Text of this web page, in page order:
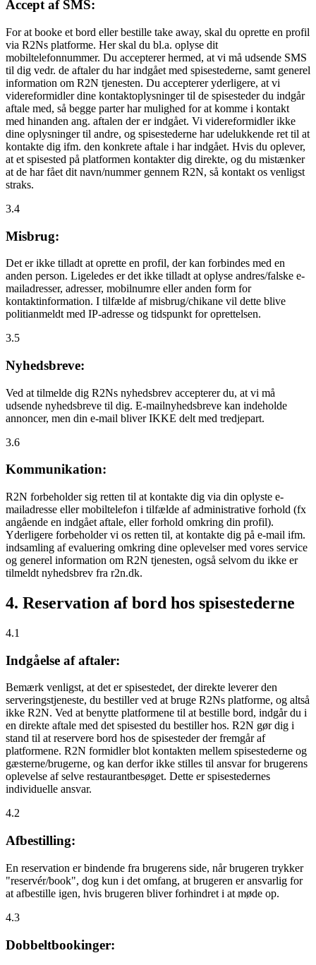
Accept af SMS:
For at booke et bord eller bestille take away, skal du oprette en profil
via R2Ns platforme. Her skal du bl.a. oplyse dit
mobiltelefonnummer. Du accepterer hermed, at vi må udsende SMS
til dig vedr. de aftaler du har indgået med spisestederne, samt generel
information om R2N tjenesten. Du accepterer yderligere, at vi
videreformidler dine kontaktoplysninger til de spisesteder du indgår
aftale med, så begge parter har mulighed for at komme i kontakt
med hinanden ang. aftalen der er indgået. Vi videreformidler ikke
dine oplysninger til andre, og spisestederne har udelukkende ret til at
kontakte dig ifm. den konkrete aftale i har indgået. Hvis du oplever,
at et spisested på platformen kontakter dig direkte, og du mistænker
at de har fået dit navn/nummer gennem R2N, så kontakt os venligst
straks.
3.4
Misbrug:
Det er ikke tilladt at oprette en profil, der kan forbindes med en
anden person. Ligeledes er det ikke tilladt at oplyse andres/falske e-
mailadresser, adresser, mobilnumre eller anden form for
kontaktinformation. I tilfælde af misbrug/chikane vil dette blive
politianmeldt med IP-adresse og tidspunkt for oprettelsen.
3.5
Nyhedsbreve:
Ved at tilmelde dig R2Ns nyhedsbrev accepterer du, at vi må
udsende nyhedsbreve til dig. E-mailnyhedsbreve kan indeholde
annoncer, men din e-mail bliver IKKE delt med tredjepart.
3.6
Kommunikation:
R2N forbeholder sig retten til at kontakte dig via din oplyste e-
mailadresse eller mobiltelefon i tilfælde af administrative forhold (fx
angående en indgået aftale, eller forhold omkring din profil).
Yderligere forbeholder vi os retten til, at kontakte dig på e-mail ifm.
indsamling af evaluering omkring dine oplevelser med vores service
og generel information om R2N tjenesten, også selvom du ikke er
tilmeldt nyhedsbrev fra r2n.dk.
4. Reservation af bord hos spisestederne
4.1
Indgåelse af aftaler:
Bemærk venligst, at det er spisestedet, der direkte leverer den
serveringstjeneste, du bestiller ved at bruge R2Ns platforme, og altså
ikke R2N. Ved at benytte platformene til at bestille bord, indgår du i
en direkte aftale med det spisested du bestiller hos. R2N gør dig i
stand til at reservere bord hos de spisesteder der fremgår af
platformene. R2N formidler blot kontakten mellem spisestederne og
gæsterne/brugerne, og kan derfor ikke stilles til ansvar for brugerens
oplevelse af selve restaurantbesøget. Dette er spisestedernes
individuelle ansvar.
4.2
Afbestilling:
En reservation er bindende fra brugerens side, når brugeren trykker
"reservér/book", dog kun i det omfang, at brugeren er ansvarlig for
at afbestille igen, hvis brugeren bliver forhindret i at møde op.
4.3
Dobbeltbookinger: